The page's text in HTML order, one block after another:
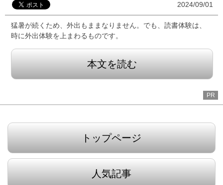
2024/09/01
猛暑が続くため、外出もままなりません。でも、読書体験は、
時に外出体験を上まわるものです。
本文を読む
PR
トップページ
人気記事